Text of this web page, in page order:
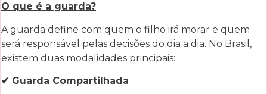
O que é a guarda?
A guarda define com quem o filho irá morar e quem
será responsável pelas decisões do dia a dia. No Brasil,
existem duas modalidades principais:
✔ Guarda Compartilhada